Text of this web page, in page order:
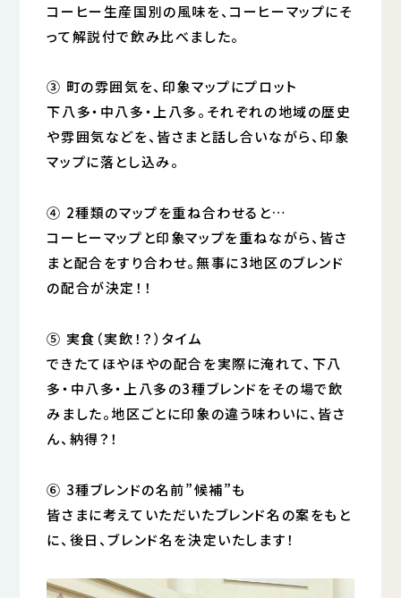
コーヒー生産国別の風味を、コーヒーマップにそ
って解説付で飲み比べました。
③ 町の雰囲気を、印象マップにプロット
下八多・中八多・上八多。それぞれの地域の歴史
や雰囲気などを、皆さまと話し合いながら、印象
マップに落とし込み。
④ 2種類のマップを重ね合わせると…
コーヒーマップと印象マップを重ねながら、皆さ
まと配合をすり合わせ。無事に3地区のブレンド
の配合が決定！！
➄ 実食（実飲！？）タイム
できたてほやほやの配合を実際に淹れて、下八
多・中八多・上八多の3種ブレンドをその場で飲
みました。地区ごとに印象の違う味わいに、皆さ
ん、納得？！
⑥ 3種ブレンドの名前”候補”も
皆さまに考えていただいたブレンド名の案をもと
に、後日、ブレンド名を決定いたします！